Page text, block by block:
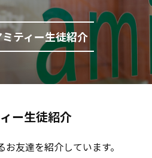
ティー生徒紹介
ー生徒紹介
友達を紹介しています。